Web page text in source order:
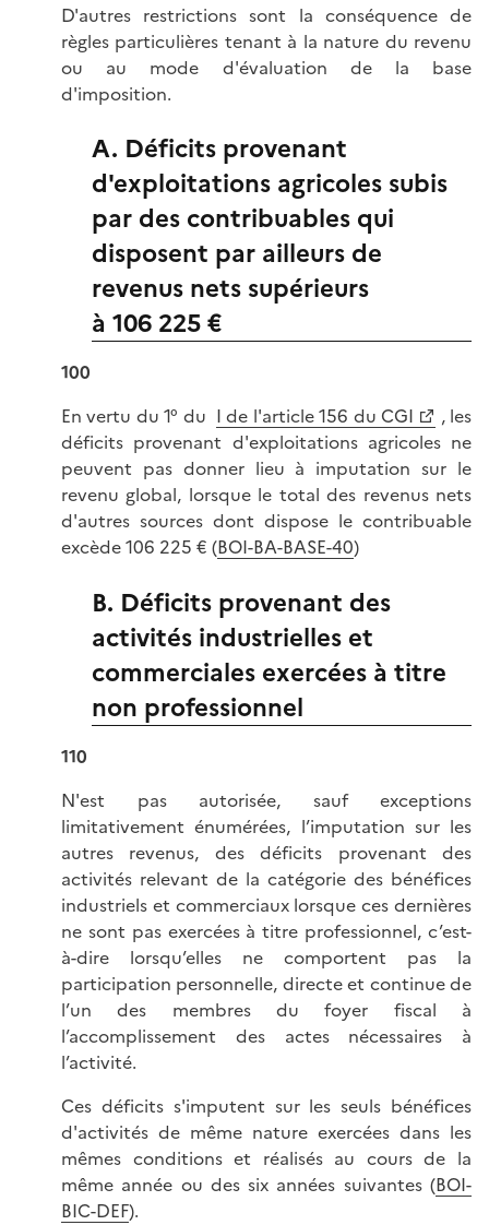
D'autres restrictions sont la conséquence de
règles particulières tenant à la nature du revenu
ou au mode d'évaluation de la base
d'imposition.
A. Déficits provenant
d'exploitations agricoles subis
par des contribuables qui
disposent par ailleurs de
revenus nets supérieurs
à 106 225 €
100
En vertu du 1° du I de l'article 156 du CGI
, les
déficits provenant d'exploitations agricoles ne
peuvent pas donner lieu à imputation sur le
revenu global, lorsque le total des revenus nets
d'autres sources dont dispose le contribuable
excède 106 225 € (BOI-BA-BASE-40)
B. Déficits provenant des
activités industrielles et
commerciales exercées à titre
non professionnel
110
N'est pas autorisée, sauf exceptions
limitativement énumérées, l’imputation sur les
autres revenus, des déficits provenant des
activités relevant de la catégorie des bénéfices
industriels et commerciaux lorsque ces dernières
ne sont pas exercées à titre professionnel, c’est-
à-dire lorsqu’elles ne comportent pas la
participation personnelle, directe et continue de
l’un des membres du foyer fiscal à
l’accomplissement des actes nécessaires à
l’activité.
Ces déficits s'imputent sur les seuls bénéfices
d'activités de même nature exercées dans les
mêmes conditions et réalisés au cours de la
même année ou des six années suivantes (BOI-
BIC-DEF).